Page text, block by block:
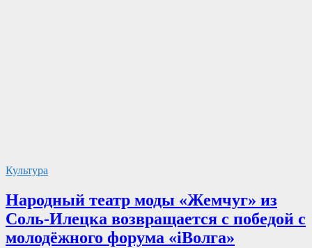
Культура
Народный театр моды «Жемчуг» из
Соль-Илецка возвращается с победой с
молодёжного форума «iВолга»